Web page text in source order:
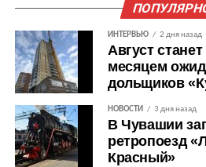
ИНТЕРВЬЮ 2 дня назад
Август
месяцем
дольщиков
НОВОСТИ 3 дня назад
В Чувашии
ретропоезд
Красный»